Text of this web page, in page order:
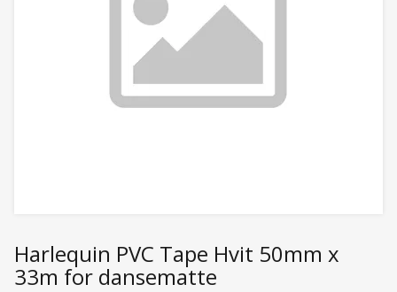
Harlequin PVC Tape Hvit 50mm x
33m for dansematte